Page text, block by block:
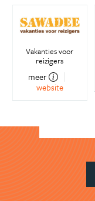
Vakanties voor
reizigers
meer
website